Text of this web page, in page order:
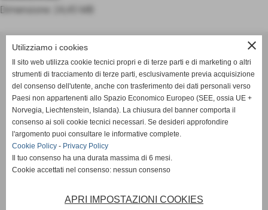
Dimensione: 24,45 MB
ASD OLIMPIA MERANO
Via Postgranz, 1- Merano (BZ)
Tel. +39 3802691640
info@asdolimpiamerano.it
Privacy Policy-Cookie Policy
totale visite
1233292
sei il visitatore numero
close
Utilizziamo i cookies
Il sito web utilizza cookie tecnici propri e di terze parti e di marketing o altri
strumenti di tracciamento di terze parti, esclusivamente previa acquisizione
del consenso dell'utente, anche con trasferimento dei dati personali verso
Paesi non appartenenti allo Spazio Economico Europeo (SEE, ossia UE +
Norvegia, Liechtenstein, Islanda). La chiusura del banner comporta il
consenso ai soli cookie tecnici necessari. Se desideri approfondire
l'argomento puoi consultare le informative complete.
Cookie Policy - Privacy Policy
Il tuo consenso ha una durata massima di 6 mesi.
Cookie accettati nel consenso: nessun consenso
APRI IMPOSTAZIONI COOKIES